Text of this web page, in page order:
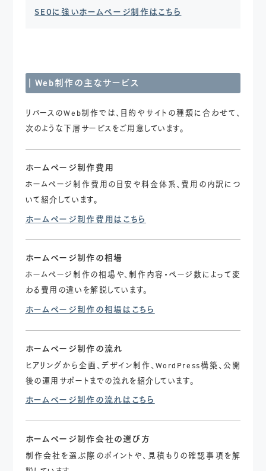
SEOに強いホームページ制作はこちら
Web制作の主なサービス
リバースのWeb制作では、目的やサイトの種類に合わせて、
次のような下層サービスをご用意しています。
ホームページ制作費用
ホームページ制作費用の目安や料金体系、費用の内訳につ
いて紹介しています。
ホームページ制作費用はこちら
ホームページ制作の相場
ホームページ制作の相場や、制作内容・ページ数によって変
わる費用の違いを解説しています。
ホームページ制作の相場はこちら
ホームページ制作の流れ
ヒアリングから企画、デザイン制作、WordPress構築、公開
後の運用サポートまでの流れを紹介しています。
ホームページ制作の流れはこちら
ホームページ制作会社の選び方
制作会社を選ぶ際のポイントや、見積もりの確認事項を解